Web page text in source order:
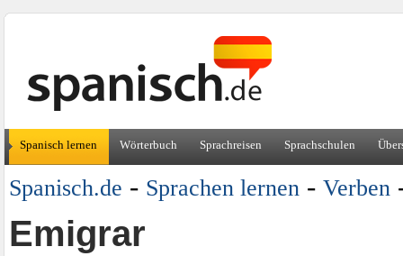
Spanisch lernen Wörterbuch Sprachreisen Sprachschulen
Spanisch.de - Sprachen lernen- Verben
Emigrar